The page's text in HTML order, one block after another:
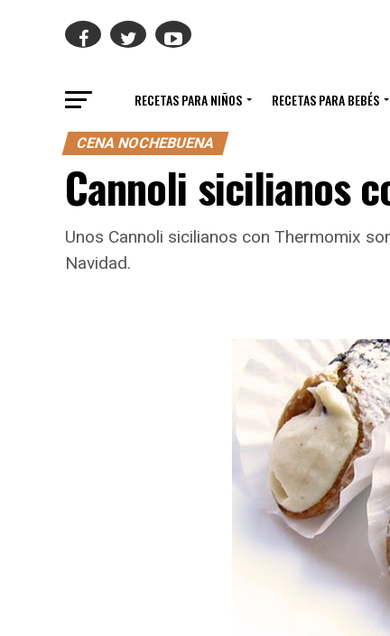
RECETAS PARA NIÑOS RECETAS PARA BEBÉS
CENA NOCHEBUENA
Cannoli sicilianos
Unos Cannoli sicilianos con Thermomix
Navidad.